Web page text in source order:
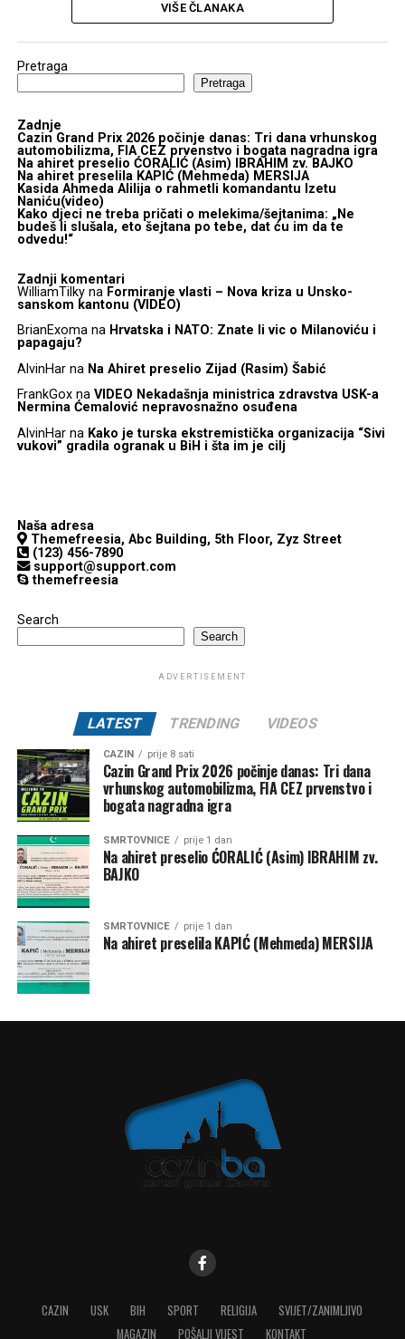
VIŠE ČLANAKA
Pretraga
Pretraga
Zadnje
Cazin Grand Prix 2026 počinje danas: Tri dana vrhunskog
automobilizma, FIA CEZ prvenstvo i bogata nagradna igra
Na ahiret preselio ĆORALIĆ (Asim) IBRAHIM zv. BAJKO
Na ahiret preselila KAPIĆ (Mehmeda) MERSIJA
Kasida Ahmeda Alilija o rahmetli komandantu Izetu
Naniću(video)
Kako djeci ne treba pričati o melekima/šejtanima: „Ne
budeš li slušala, eto šejtana po tebe, dat ću im da te
odvedu!“
Zadnji komentari
WilliamTilkyna Formiranje vlasti – Nova kriza u Unsko-
sanskom kantonu (VIDEO)
BrianExomana Hrvatska i NATO: Znate li vic o Milanoviću i
papagaju?
AlvinHarna Na Ahiret preselio Zijad (Rasim) Šabić
FrankGoxna VIDEO Nekadašnja ministrica zdravstva USK-a
Nermina Ćemalović nepravosnažno osuđena
AlvinHarna Kako je turska ekstremistička organizacija “Sivi
vukovi” gradila ogranak u BiH i šta im je cilj
Naša adresa
Themefreesia, Abc Building, 5th Floor, Zyz Street
(123) 456-7890
support@support.com
themefreesia
Search
Search
ADVERTISEMENT
LATEST TRENDING VIDEOS
CAZIN prije 8 sati
Cazin Grand Prix 2026 počinje danas: Tri dana
vrhunskog automobilizma, FIA CEZ prvenstvo i
bogata nagradna igra
SMRTOVNICE prije 1 dan
Na ahiret preselio ĆORALIĆ (Asim) IBRAHIM zv.
BAJKO
SMRTOVNICE prije 1 dan
Na ahiret preselila KAPIĆ (Mehmeda) MERSIJA
CAZIN USK BIH SPORT RELIGIJA
SVIJET/ZANIMLJIVO
MAGAZIN
POŠALJI VIJEST KONTAKT